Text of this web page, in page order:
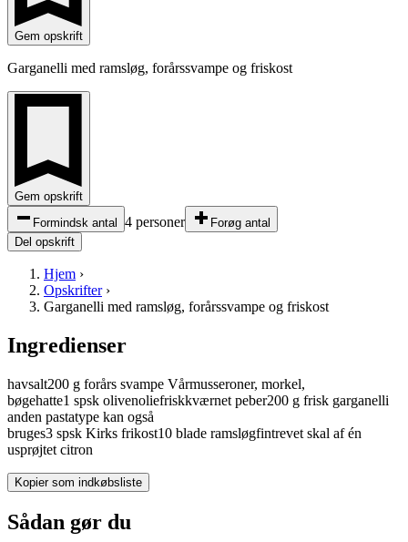
Gem opskrift
Garganelli med ramsløg, forårssvampe og friskost
Gem opskrift
Formindsk antal
4 personer
Forøg antal
Del opskrift
Hjem ›
Opskrifter›
Garganelli med ramsløg, forårssvampe og friskost
Ingredienser
havsalt200 g forårs svampe Vårmusseroner, morkel,
bøgehatte1 spsk olivenoliefriskkværnet peber200 g frisk garganelli
anden pastatype kan også
bruges3 spsk Kirks frikost10 blade ramsløgfintrevet skal af én
usprøjtet citron
Kopier som indkøbsliste
Sådan gør du